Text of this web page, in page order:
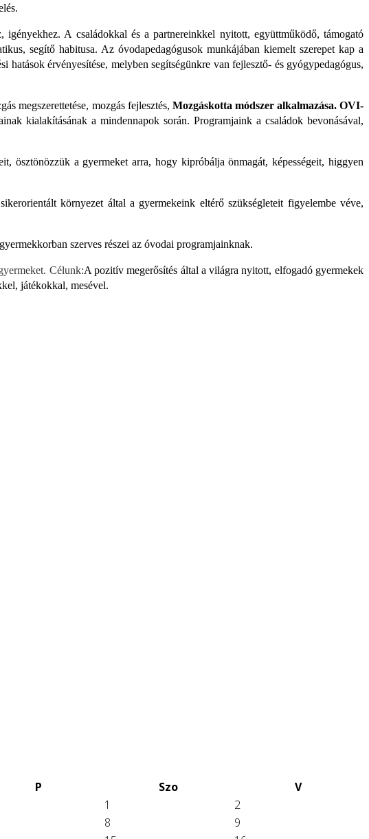
A családokkal és a partnereinkkel nyitott, együttműködő, támogató
segítő habitusa. Az óvodapedagógusok munkájában kiemelt szerepet kap a
érvényesítése, melyben segítségünkre van fejlesztő- és gyógypedagógus,
megszerettetése, mozgás fejlesztés, Mozgáskotta módszer alkalmazása. OVI-
kialakításának a mindennapok során. Programjaink a családok bevonásával,
ösztönözzük a gyermeket arra, hogy kipróbálja önmagát, képességeit, higgyen
környezet által a gyermekeink eltérő szükségleteit figyelembe véve,
szerves részei az óvodai programjainknak.
Célunk:A pozitív megerősítés által a világra nyitott, elfogadó gyermekek
játékokkal, mesével.
P Szo
V
1
2
8
9